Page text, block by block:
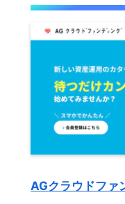
AGクラウドファ